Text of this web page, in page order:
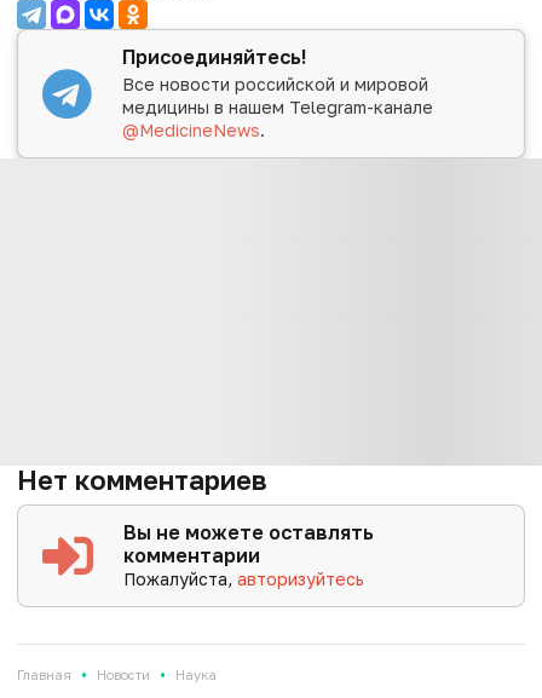
Присоединяйтесь!
Все новости российской и мировой
медицины в нашем Telegram-канале
@MedicineNews.
Нет комментариев
Вы не можете оставлять
комментарии
Пожалуйста,авторизуйтесь
Главная • Новости • Наука